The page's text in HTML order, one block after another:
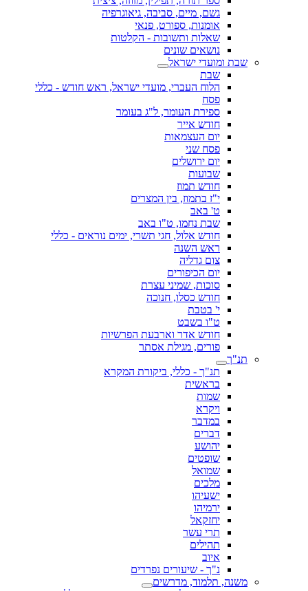
גשם, מיים, סביבה, גיאוגרפיה
אומנות, ספורט, פנאי
שאלות ותשובות - הקלטות
נושאים שונים
שבת ומועדי ישראל
שבת
הלוח העברי, מועדי ישראל, ראש חודש - כללי
פסח
ספירת העומר, ל"ג בעומר
חודש אייר
יום העצמאות
פסח שני
יום ירושלים
שבועות
חודש תמוז
י"ז בתמוז, בין המצרים
ט' באב
שבת נחמו, ט"ו באב
חודש אלול, חגי תשרי, ימים נוראים - כללי
ראש השנה
צום גדליה
יום הכיפורים
סוכות, שמיני עצרת
חודש כסלו, חנוכה
י' בטבת
ט"ו בשבט
חודש אדר וארבעת הפרשיות
פורים, מגילת אסתר
תנ"ך
תנ"ך - כללי, ביקורת המקרא
בראשית
שמות
ויקרא
במדבר
דברים
יהושע
שופטים
שמואל
מלכים
ישעיהו
ירמיהו
יחזקאל
תרי עשר
תהילים
איוב
נ"ך - שיעורים נפרדים
משנה, תלמוד, מדרשים